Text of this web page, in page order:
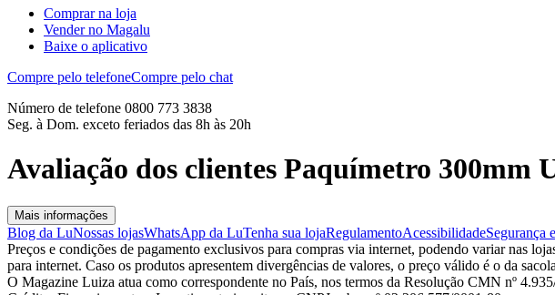
Comprar na loja
Vender no Magalu
Baixe o aplicativo
Compre pelo telefoneCompre pelo chat
Número de telefone 0800 773 3838
Seg. à Dom. exceto feriados das 8h às 20h
Avaliação dos clientes Paquímetro 300mm
Mais informações
Blog da LuNossas lojasWhatsApp da LuTenha sua lojaRegulamentoAcessibilidadeSegurança
Preços e condições de pagamento exclusivos para compras via internet, podendo variar nas
para internet. Caso os produtos apresentem divergências de valores, o preço válido é o da
O Magazine Luiza atua como correspondente no País, nos termos da Resolução CMN nº